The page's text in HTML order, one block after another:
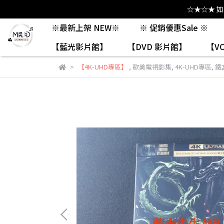
☆★☆★ 如有
※最新上架 NEW※
※ 促銷優惠Sale ※
【藍光影片館】
【DVD 影片館】 【
【4K-UHD專區】 , 歐美電視影集, 4K-UHD專區, 鐵